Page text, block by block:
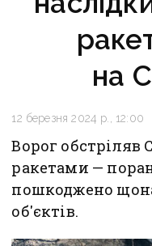
на
12 березня 2024 р., 12:00
Ворог обстріляв
ракетами —
пошкоджено
об'єктів.